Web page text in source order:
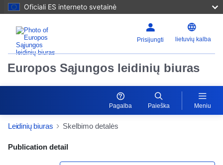
Oficiali ES interneto svetainė
Prisijungti lietuvių kalba
Europos Sąjungos leidinių biuras
Pagalba Paieška Meniu
Leidinių biuras Skelbimo detalės
Publication Detail Actions Portlet
Publication detail